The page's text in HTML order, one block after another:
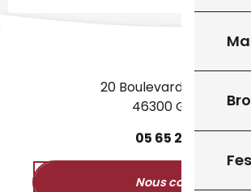
20 Boulevard des
46300 Gourdon
05 65 27
Nous contacter